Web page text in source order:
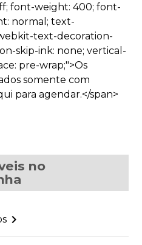
font-weight: 400; font-
normal; text-
text-decoration-
skip-ink: none; vertical-
pre-wrap;">Os
somente com
para agendar.</span>
no
keyboard_arrow_right